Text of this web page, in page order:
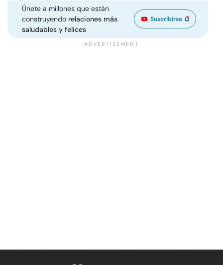
Únete a millones que están
construyendo relaciones más
saludables y felices
Suscribirse